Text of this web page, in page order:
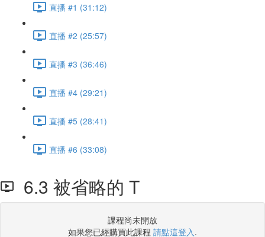
直播 #1 (31:12)
直播 #2 (25:57)
直播 #3 (36:46)
直播 #4 (29:21)
直播 #5 (28:41)
直播 #6 (33:08)
6.3 被省略的 T
課程尚未開放
如果您已經購買此課程 請點這登入.